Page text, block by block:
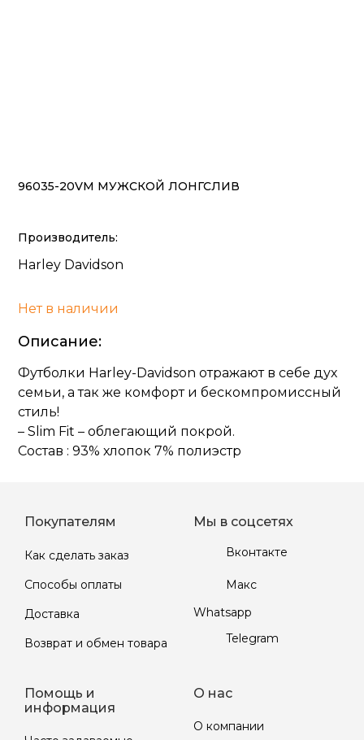
96035-20VM МУЖСКОЙ ЛОНГСЛИВ
Производитель:
Harley Davidson
Нет в наличии
Описание:
Футболки Harley-Davidson отражают в себе дух
семьи, а так же комфорт и бескомпромиссный
стиль!
– Slim Fit – облегающий покрой.
Состав : 93% хлопок 7% полиэстр
Покупателям
Как сделать заказ
Способы оплаты
Доставка
Возврат и обмен товара
Мы в соцсетях
Вконтакте
Макс
Whatsapp
Telegram
Помощь и
информация
О нас
О компании